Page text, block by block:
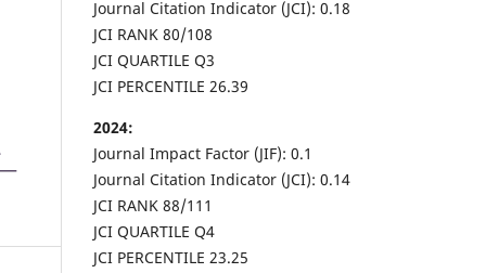
Journal Citation Indicator (JCI): 0.18
JCI RANK 80/108
JCI QUARTILE Q3
JCI PERCENTILE 26.39
2024:
Journal Impact Factor (JIF): 0.1
Journal Citation Indicator (JCI): 0.14
JCI RANK 88/111
JCI QUARTILE Q4
JCI PERCENTILE 23.25